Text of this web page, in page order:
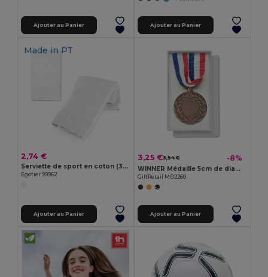
Ajouter au Panier Ajouter au Panier
Made in PT
2,74 €
Serviette de sport en coton (380 g/m²)
Egotier 99962
Ajouter au Panier
3,25 €3,54 € -8%
WINNER Médaille 5cm de diamètre
GiftRetail MO2260
Ajouter au Panier